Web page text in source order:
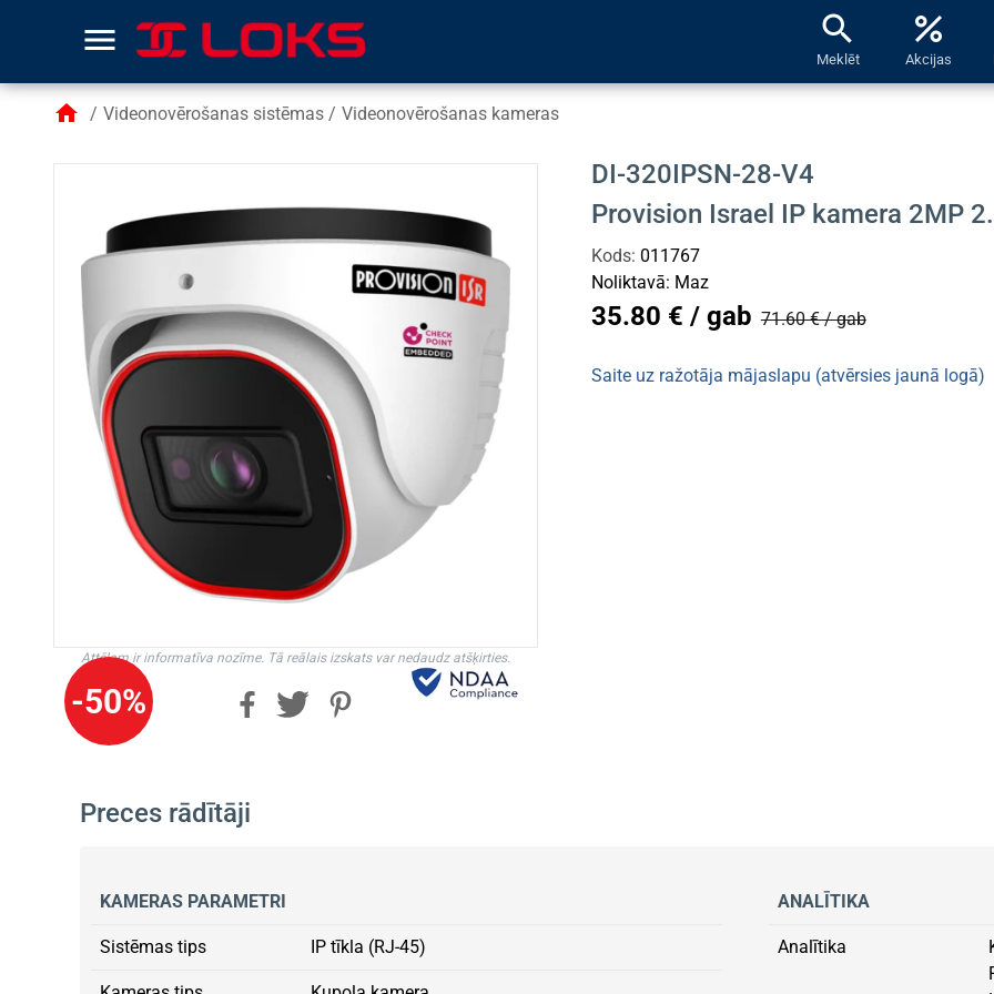
menu search
Meklēt
percent
Akcijas
home / Videonovērošanas sistēmas / Videonovērošanas kameras
-50%
Attēlam ir informatīva nozīme. Tā reālais izskats var nedaudz atšķirties.
DI-320IPSN-28-V4
Provision Israel IP kamera 2MP
Kods: 011767
Noliktavā: Maz
35.80 € / gab 71.60 € / gab
Saite uz ražotāja mājaslapu (atvērsies jaunā logā)
Preces rādītāji
KAMERAS PARAMETRI
Sistēmas tips IP tīkla (RJ-45)
ANALĪTIKA
Analītika